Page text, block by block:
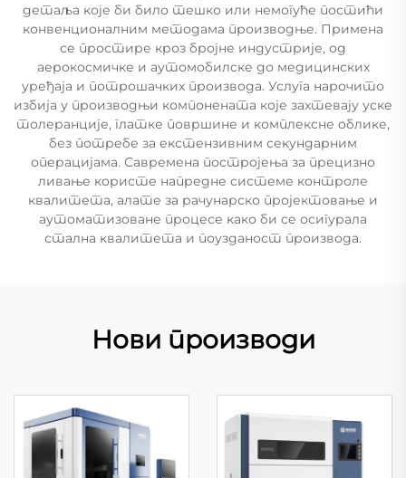
детаља које би било тешко или немогуће постићи
конвенционалним методама производње. Примена
се простире кроз бројне индустрије, од
аерокосмичке и аутомобилске до медицинских
уређаја и потрошачких производа. Услуга нарочито
избија у производњи компонената које захтевају уске
толеранције, глатке површине и комплексне облике,
без потребе за екстензивним секундарним
операцијама. Савремена постројења за прецизно
ливање користе напредне системе контроле
квалитета, алате за рачунарско пројектовање и
аутоматизоване процесе како би се осигурала
стална квалитета и поузданост производа.
Нови производи